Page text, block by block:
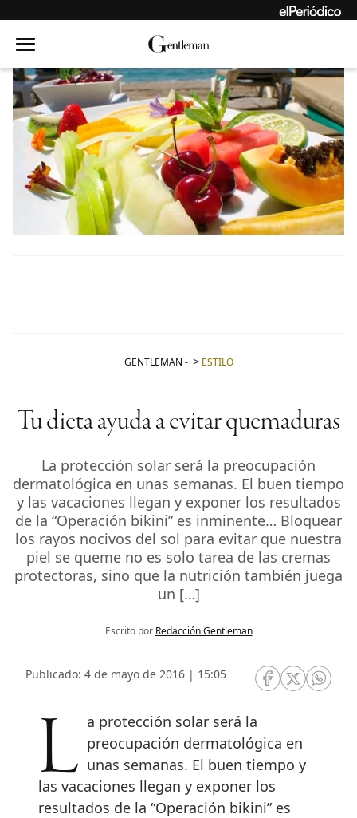
GENTLEMAN - ESTILO
Tu dieta ayuda a evitar quemaduras
La protección solar será la preocupación
dermatológica en unas semanas. El buen tiempo
y las vacaciones llegan y exponer los resultados
de la “Operación bikini” es inminente… Bloquear
los rayos nocivos del sol para evitar que nuestra
piel se queme no es solo tarea de las cremas
protectoras, sino que la nutrición también juega
un […]
Escrito por Redacción Gentleman
Publicado: 4 de mayo de 2016 | 15:05
RRSS Facebook
RRSSRRSS
La protección solar será la preocupación dermatológica en
unas semanas. El buen tiempo y
las vacaciones llegan y exponer los
resultados de la “Operación bikini” es